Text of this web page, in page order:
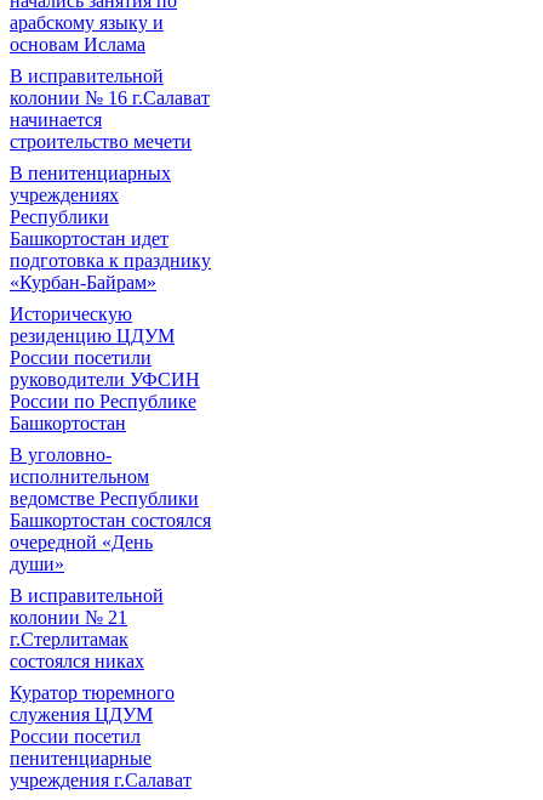
арабскому языку и
основам Ислама
В исправительной
колонии № 16 г.Салават
начинается
строительство мечети
В пенитенциарных
учреждениях
Республики
Башкортостан идет
подготовка к празднику
«Курбан-Байрам»
Историческую
резиденцию ЦДУМ
России посетили
руководители УФСИН
России по Республике
Башкортостан
В уголовно-
исполнительном
ведомстве Республики
Башкортостан состоялся
очередной «День
души»
В исправительной
колонии № 21
г.Стерлитамак
состоялся никах
Куратор тюремного
служения ЦДУМ
России посетил
пенитенциарные
учреждения г.Салават